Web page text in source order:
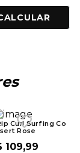
Curl Surfing Co
Rose
109,99